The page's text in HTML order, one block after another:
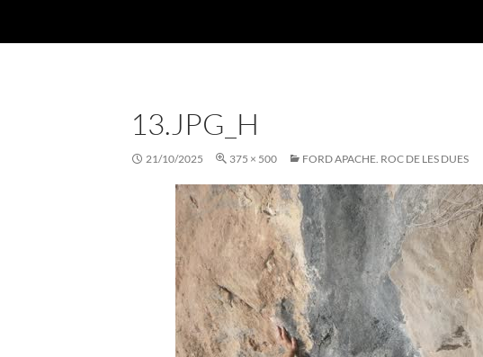
13.JPG_H
21/10/2025 375 × 500 FORD APACHE. ROC DE LES DUES